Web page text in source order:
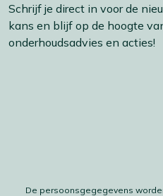
Schrijf je direct in voor de
kans en blijf op de hoogte
onderhoudsadvies en acties!
De persoonsgegegevens